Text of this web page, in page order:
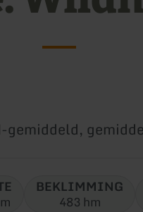
-Moeilijkheidsgraad:
gemiddeld,
BEKLIMMING
483 hm